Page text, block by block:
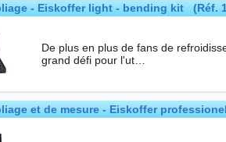
- Eiskoffer light - bending kit (Réf.
De plus en plus de fans de
grand défi pour l'ut…
et de mesure - Eiskoffer